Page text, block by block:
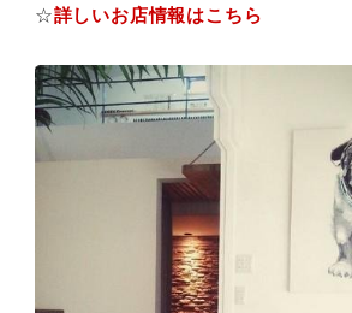
☆詳しいお店情報はこちら